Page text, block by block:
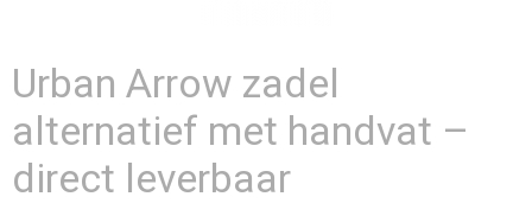
Urban Arrow zadel
alternatief met handvat –
direct leverbaar